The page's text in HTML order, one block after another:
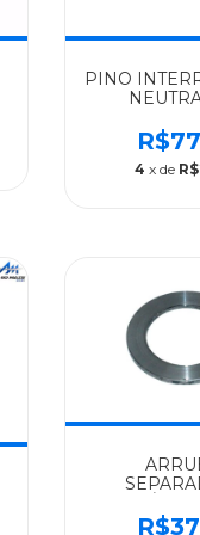
PINO
1620/1622/
4 x de